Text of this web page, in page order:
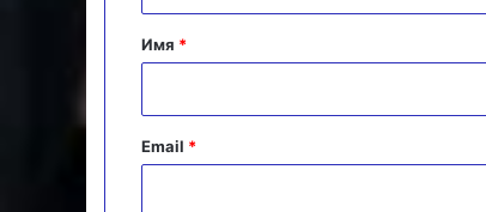
а
й
Имя *
Email *